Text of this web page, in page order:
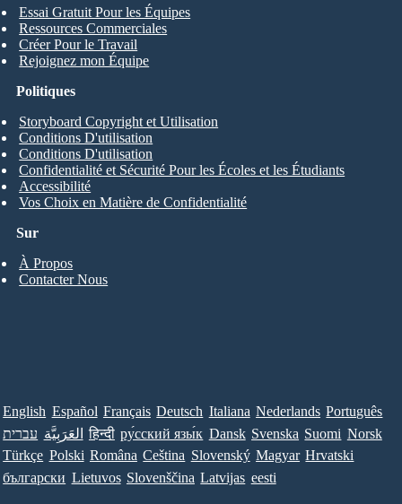
Essai Gratuit Pour les Équipes
Ressources Commerciales
Créer Pour le Travail
Rejoignez mon Équipe
Sur
À Propos
Contacter Nous
Politiques
Storyboard Copyright et Utilisation
Conditions D'utilisation
Conditions D'utilisation
Confidentialité et Sécurité Pour les Écoles et les Étudiants
Accessibilité
Vos Choix en Matière de Confidentialité
English Español Français Deutsch Italiana Nederlands Português
עברית العَرَبِيَّة हिन्दी ру́сский язы́к Dansk Svenska Suomi Norsk
Türkçe Polski Româna Ceština Slovenský Magyar Hrvatski
български Lietuvos Slovenščina Latvijas eesti